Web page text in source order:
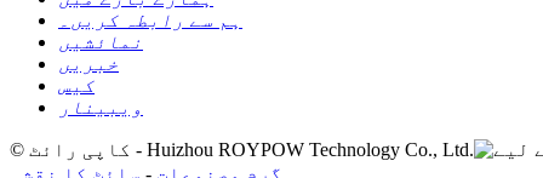
ہم سے رابطہ کریں۔
نمائشیں
خبریں
کیس
ویبینار
© کاپی رائٹ - Huizhou ROYPOW Technology Co., Ltd.
گرم مصنوعات - سائٹ کا نقشہ